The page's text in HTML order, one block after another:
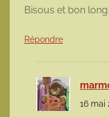
Bisous et bon
Répondre
16 mai